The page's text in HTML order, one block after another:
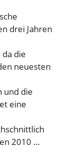
drei Jahren
die
neuesten
und die
eine
2010 …